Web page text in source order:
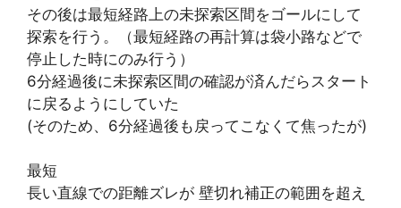
その後は最短経路上の未探索区間をゴールにして
探索を行う。（最短経路の再計算は袋小路などで
停止した時にのみ行う）
6分経過後に未探索区間の確認が済んだらスタート
に戻るようにしていた
(そのため、6分経過後も戻ってこなくて焦ったが)
最短
長い直線での距離ズレが 壁切れ補正の範囲を超え